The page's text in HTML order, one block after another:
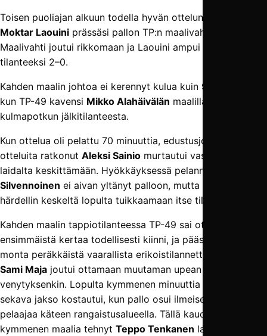
Toisen puoliajan alkuun todella hyvän ottelun pelannut
Moktar Laouini prässäsi pallon TP:n maalivahdilta pois.
Maalivahti joutui rikkomaan ja Laouini ampui pilkulta
tilanteeksi 2–0.
Kahden maalin johtoa ei kerennyt kulua kuin 9 minuuttia,
kun TP-49 kavensi Mikko Alahäivälän maalilla
kulmapotkun jälkitilanteesta.
Kun ottelua oli pelattu 70 minuuttia, edustusjoukkueenkin
otteluita ratkonut Aleksi Sainio murtautui vasemmalta
laidalta keskittämään. Hyökkäyksessä pelannut
Silvennoinen ei aivan yltänyt palloon, mutta Sainio pääsi
härdellin keskeltä lopulta tuikkaamaan itse tilanteeksi 3–1.
Kahden maalin tappiotilanteessa TP-49 sai ottelusta
ensimmäistä kertaa todellisesti kiinni, ja pääsi luomaan
monta peräkkäistä vaarallista erikoistilannetta. Maalivahti
Sami Maja joutui ottamaan muutaman upean
venytyksenkin. Lopulta kymmenen minuuttia kestänyt
sekava jakso kostautui, kun pallo osui ilmeisesti TamUn
pelaajaa käteen rangaistusalueella. Tällä kaudella
kymmenen maalia tehnyt Teppo Tenkanen latasi pallon